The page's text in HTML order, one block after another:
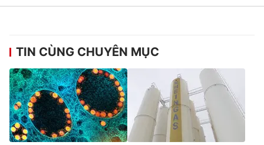
Liên hệ quảng cáo:024-7300.7108
TIN CÙNG CHUYÊN MỤC